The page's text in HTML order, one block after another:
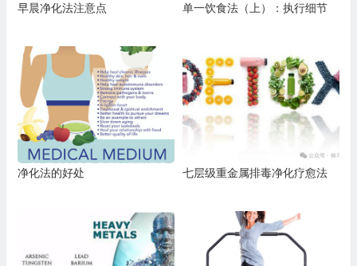
早晨净化法注意点 单一饮食法（上）：执行细节
净化法的好处 七层级重金属排毒净化疗愈法